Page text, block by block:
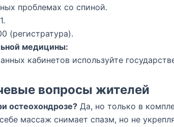
проблемах со спиной.
(регистратура).
медицины:
кабинетов используйте
вопросы жителей
остеохондрозе? Да, но только в
массаж снимает спазм, но не